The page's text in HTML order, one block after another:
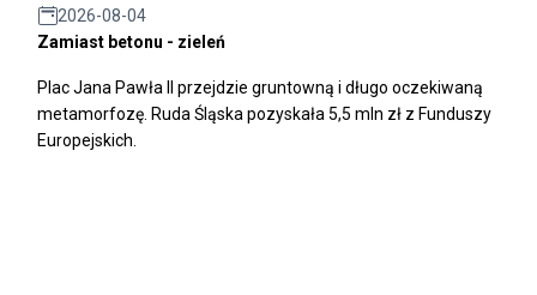
2026-08-04
Zamiast betonu - zieleń
Plac Jana Pawła II przejdzie gruntowną i długo oczekiwaną
metamorfozę. Ruda Śląska pozyskała 5,5 mln zł z Funduszy
Europejskich.